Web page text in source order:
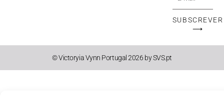
Mail
SUBSCREVER
⟶
© Victoryia Vynn Portugal 2026 by SVS.pt